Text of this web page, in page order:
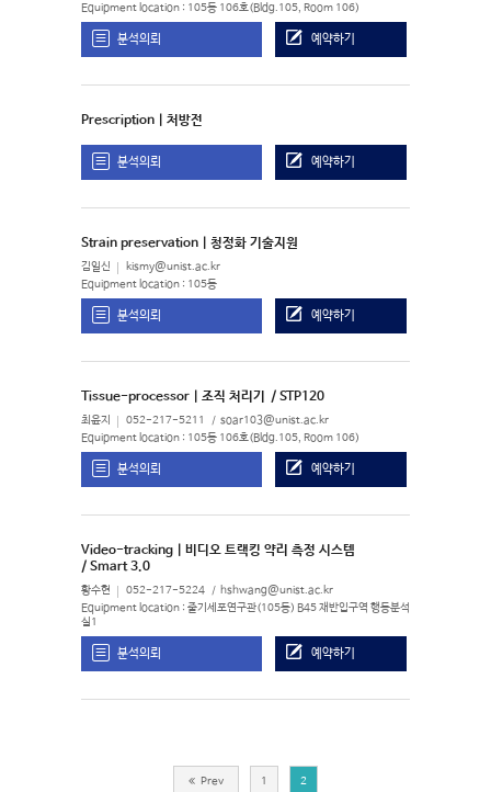
Equipment location : 105동 106호(Bldg.105, Room 106)
분석의뢰 예약하기
Prescription | 처방전
분석의뢰 예약하기
Strain preservation | 청정화 기술지원
김일신 kismy@unist.ac.kr
Equipment location : 105동
분석의뢰 예약하기
Tissue-processor | 조직 처리기 / STP120
최윤지 052-217-5211 soar103@unist.ac.kr
Equipment location : 105동 106호(Bldg.105, Room 106)
분석의뢰 예약하기
Video-tracking | 비디오 트랙킹 약리 측정 시스템
/ Smart 3.0
황수현 052-217-5224 hshwang@unist.ac.kr
Equipment location : 줄기세포연구관(105동) B45 재반입구역 행동분석
실1
분석의뢰 예약하기
Prev 1 2